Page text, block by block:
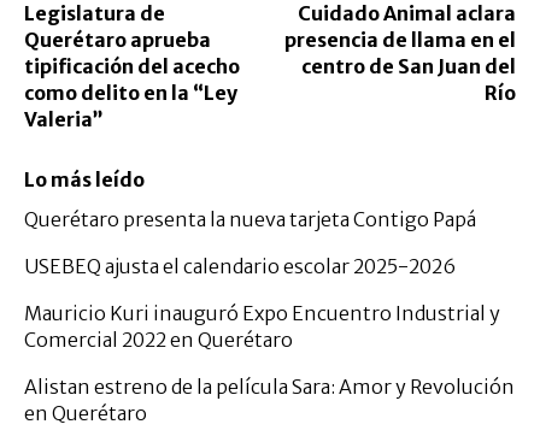
Legislatura de
Querétaro aprueba
tipificación del acecho
como delito en la “Ley
Valeria”
Cuidado Animal aclara
presencia de llama en el
centro de San Juan del
Río
Lo más leído
Querétaro presenta la nueva tarjeta Contigo Papá
USEBEQ ajusta el calendario escolar 2025-2026
Mauricio Kuri inauguró Expo Encuentro Industrial y
Comercial 2022 en Querétaro
Alistan estreno de la película Sara: Amor y Revolución
en Querétaro